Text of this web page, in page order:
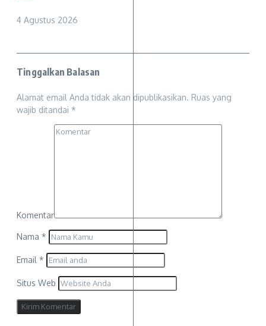
4 Agustus 2026
Tinggalkan Balasan
Alamat email Anda tidak akan dipublikasikan. Ruas yang
wajib ditandai *
Komentar
Nama *
Email *
Situs Web